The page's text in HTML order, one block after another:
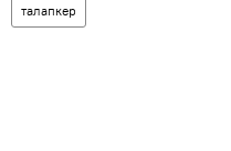
талапкер